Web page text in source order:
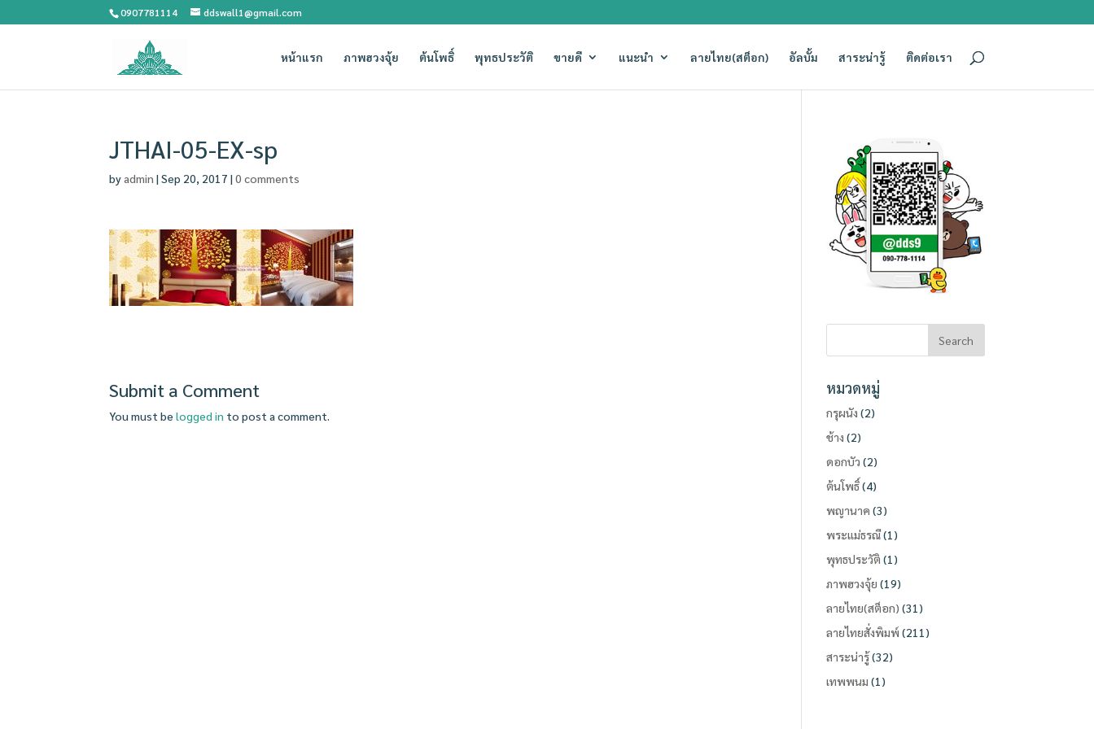
0907781114 ddswall1@gmail.com
หน้าแรก ภาพฮวงจุ้ย ต้นโพธิ์ พุทธประวัติ ขายดี แนะนำ ลายไทย(สต็อก) อัลบั้ม สาระน่ารู้ ติดต่อเรา
JTHAI-05-EX-sp
byadmin |Sep 20, 2017 |0 comments
Submit a Comment
You must belogged in to post a comment.
หมวดหมู่
กรุผนัง (2)
ช้าง (2)
ดอกบัว (2)
ต้นโพธิ์(4)
พญานาค (3)
พระแม่ธรณี(1)
พุทธประวัติ (1)
ภาพฮวงจุ้ย (19)
ลายไทย(สต็อก) (31)
ลายไทยสั่งพิมพ์ (211)
สาระน่ารู้(32)
เทพพนม (1)